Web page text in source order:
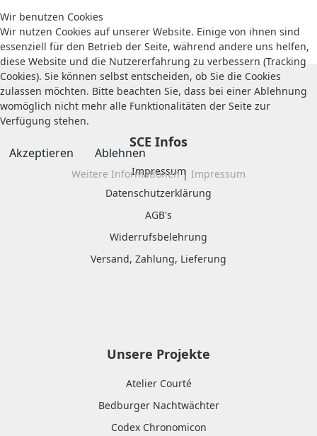
SCE Infos
Impressum
Datenschutzerklärung
AGB's
Widerrufsbelehrung
Versand, Zahlung, Lieferung
Unsere Projekte
Atelier Courté
Bedburger Nachtwächter
Codex Chronomicon
Wir benutzen Cookies
Wir nutzen Cookies auf unserer Website. Einige von ihnen sind
essenziell für den Betrieb der Seite, während andere uns helfen,
diese Website und die Nutzererfahrung zu verbessern (Tracking
Cookies). Sie können selbst entscheiden, ob Sie die Cookies
zulassen möchten. Bitte beachten Sie, dass bei einer Ablehnung
womöglich nicht mehr alle Funktionalitäten der Seite zur
Verfügung stehen.
Akzeptieren Ablehnen
Weitere Informationen| Impressum